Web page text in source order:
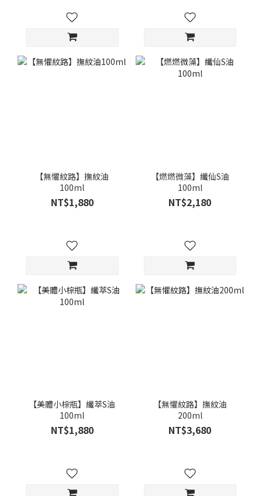
【無懼紋路】撫紋油
100ml
NT$1,880
【燃燃微藻】纖仙S油
100ml
NT$2,180
【美體小棕瓶】纖萃S油
100ml
NT$1,880
【無懼紋路】撫紋油
200ml
NT$3,680